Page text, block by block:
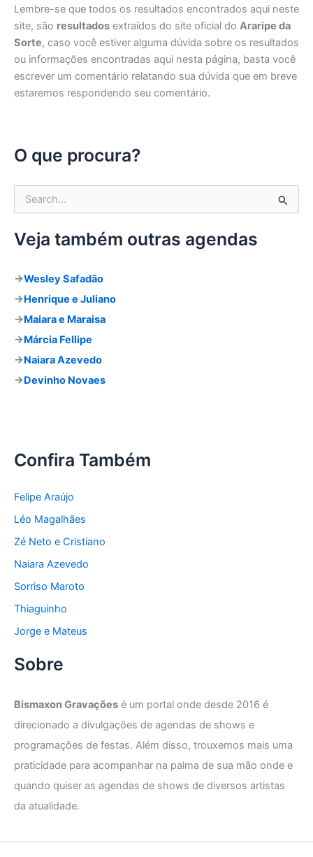
Lembre-se que todos os resultados encontrados aqui neste
site, são resultados extraídos do site oficial do Araripe da
Sorte, caso você estiver alguma dúvida sobre os resultados
ou informações encontradas aqui nesta página, basta você
escrever um comentário relatando sua dúvida que em breve
estaremos respondendo seu comentário.
O que procura?
q
u
s
r
p
:
Veja também outras agendas
→Wesley Safadão
→Henrique e Juliano
→Maiara e Maraisa
→Márcia Fellipe
→Naiara Azevedo
→Devinho Novaes
Confira Também
Felipe Araújo
Léo Magalhães
Zé Neto e Cristiano
Naiara Azevedo
Sorriso Maroto
Thiaguinho
Jorge e Mateus
Sobre
Bismaxon Gravações é um portal onde desde 2016 é
direcionado a divulgações de agendas de shows e
programações de festas. Além disso, trouxemos mais uma
praticidade para acompanhar na palma de sua mão onde e
quando quiser as agendas de shows de diversos artistas
da atualidade.